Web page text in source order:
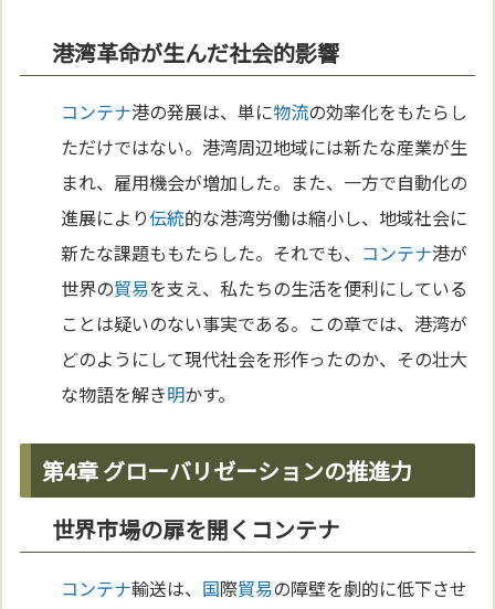
港湾革命が生んだ社会的影響
コンテナ港の発展は、単に物流の効率化をもたらし
ただけではない。港湾周辺地域には新たな産業が生
まれ、雇用機会が増加した。また、一方で自動化の
進展により伝統的な港湾労働は縮小し、地域社会に
新たな課題ももたらした。それでも、 コンテナ港が
世界の貿易を支え、私たちの生活を便利にしている
ことは疑いのない事実である。この章では、港湾が
どのようにして現代社会を形作ったのか、その壮大
な物語を解き明かす。
第4章 グローバリゼーションの推進力
世界市場の扉を開くコンテナ
コンテナ輸送は、 国際貿易の障壁を劇的に低下させ